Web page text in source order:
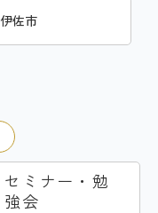
伊佐市
セミナー・勉
強会